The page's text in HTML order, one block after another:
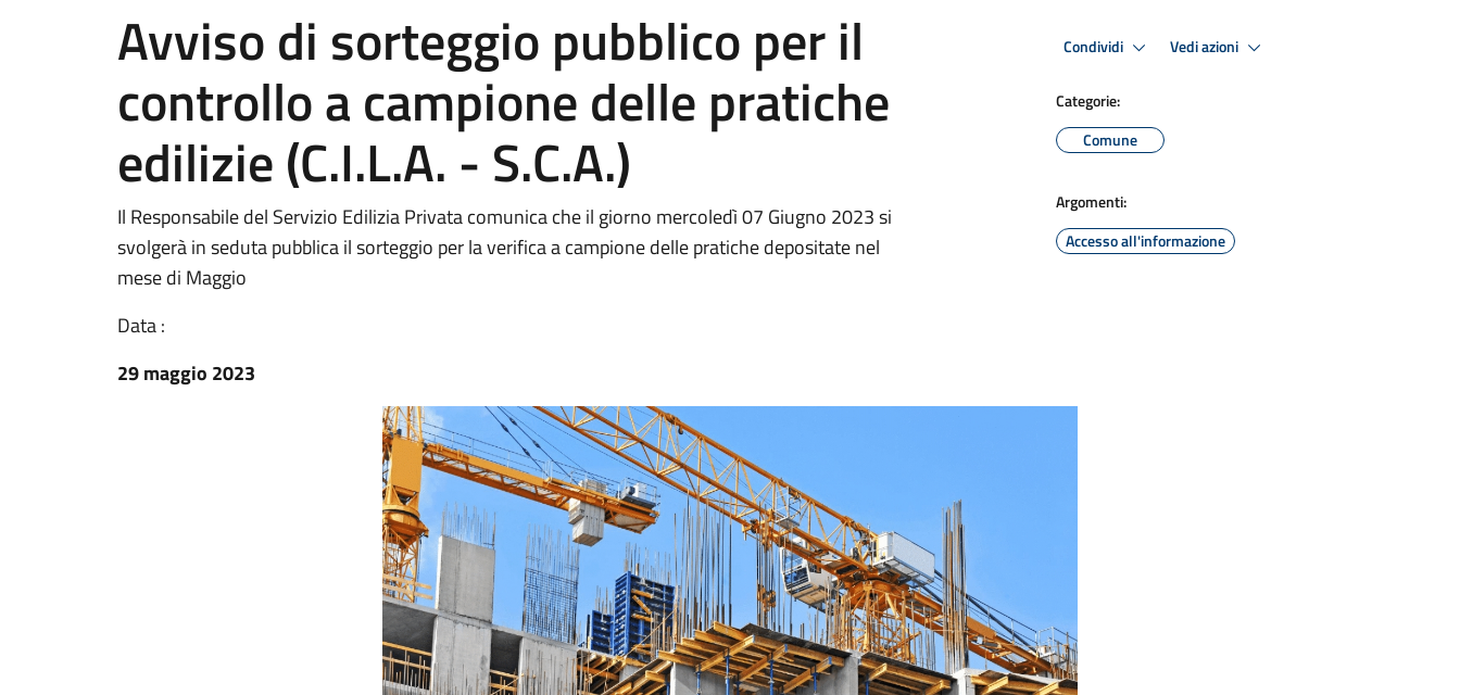
Avviso di sorteggio pubblico per il
controllo a campione delle pratiche
edilizie (C.I.L.A. - S.C.A.)
Il Responsabile del Servizio Edilizia Privata comunica che il giorno mercoledì 07 Giugno 2023 si
svolgerà in seduta pubblica il sorteggio per la verifica a campione delle pratiche depositate nel
mese di Maggio
Data :
29 maggio 2023
Condividi Vedi azioni
Categorie:
Comune
Argomenti:
Accesso all'informazione